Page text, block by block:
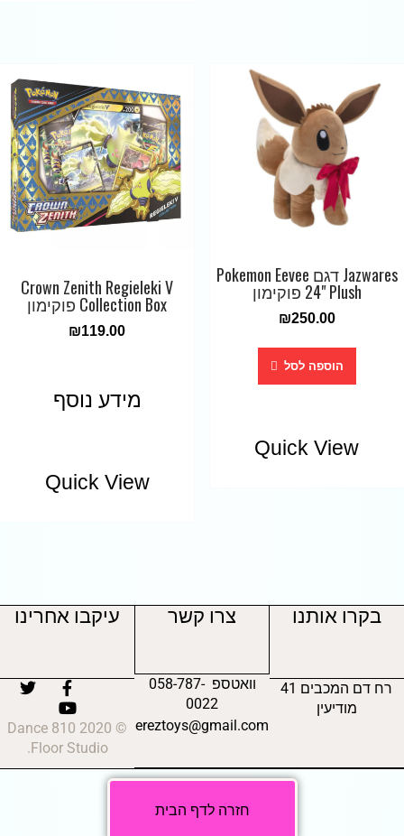
Jazwares דגם Pokemon Eevee
24" Plush פוקימון
₪250.00
הוספה לסל
Quick View
Crown Zenith Regieleki V
Collection Box פוקימון
₪119.00
מידע נוסף
Quick View
בקרו אותנו
רח דם המכבים 41
מודיעין
צרו קשר
וואטספ 058-787-
0022
ereztoys@gmail.com
עיקבו אחרינו
© 2020 810 Dance
Floor Studio.
חזרה לדף הבית